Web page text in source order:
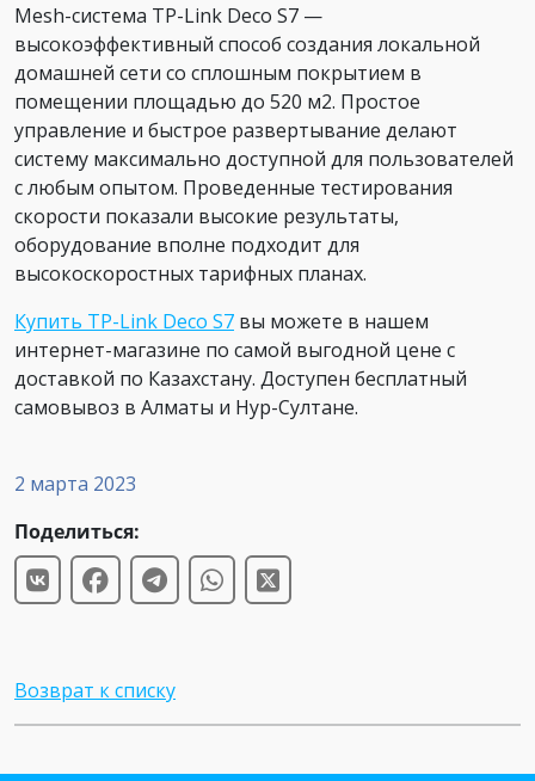
2 марта 2023
Поделиться:
Mesh-система TP-Link Deco S7 —
высокоэффективный способ создания локальной
домашней сети со сплошным покрытием в
помещении площадью до 520 м2. Простое
управление и быстрое развертывание делают
систему максимально доступной для пользователей
с любым опытом. Проведенные тестирования
скорости показали высокие результаты,
оборудование вполне подходит для
высокоскоростных тарифных планах.
Купить TP-Link Deco S7 вы можете в нашем
интернет-магазине по самой выгодной цене с
доставкой по Казахстану. Доступен бесплатный
самовывоз в Алматы и Нур-Султане.
Возврат к списку